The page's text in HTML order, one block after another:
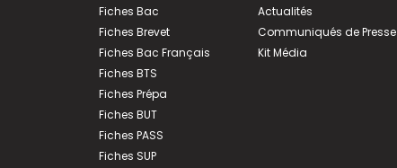
Fiches Bac
Fiches Brevet
Fiches Bac Français
Fiches BTS
Fiches Prépa
Fiches BUT
Fiches PASS
Fiches SUP
Actualités
Communiqués de Presse
Kit Média